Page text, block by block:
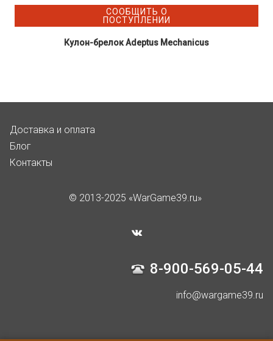
СООБЩИТЬ О
ПОСТУПЛЕНИИ
Кулон-брелок Adeptus Mechanicus
Доставка и оплата
Блог
Контакты
© 2013-2025 «WarGame39.ru»
8-900-569-05-44
info@wargame39.ru